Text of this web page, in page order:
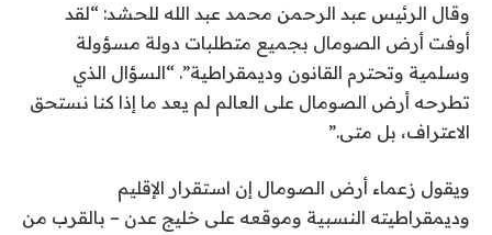
2
0
2
6
وقال الرئيس عبد الرحمن محمد عبد الله للحشد: “لقد
أوفت أرض الصومال بجميع متطلبات دولة مسؤولة
وسلمية وتحترم القانون وديمقراطية”. “السؤال الذي
تطرحه أرض الصومال على العالم لم يعد ما إذا كنا نستحق
الاعتراف، بل متى.”
ويقول زعماء أرض الصومال إن استقرار الإقليم
وديمقراطيته النسبية وموقعه على خليج عدن – بالقرب من